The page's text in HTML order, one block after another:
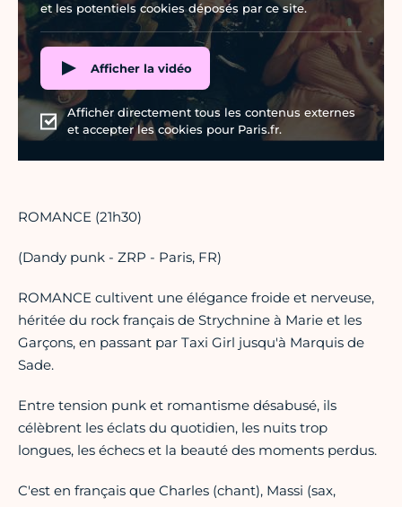
et les potentiels cookies déposés par ce site.
Afficher la vidéo
Afficher directement tous les contenus externes
et accepter les cookies pour Paris.fr.
ROMANCE (21h30)
(Dandy punk - ZRP - Paris, FR)
ROMANCE cultivent une élégance froide et nerveuse,
héritée du rock français de Strychnine à Marie et les
Garçons, en passant par Taxi Girl jusqu'à Marquis de
Sade.
Entre tension punk et romantisme désabusé, ils
célèbrent les éclats du quotidien, les nuits trop
longues, les échecs et la beauté des moments perdus.
C'est en français que Charles (chant), Massi (sax,